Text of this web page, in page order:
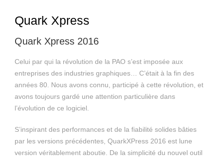
Quark Xpress
Quark Xpress 2016
Celui par qui la révolution de la PAO s’est imposée aux
entreprises des industries graphiques… C’était à la fin des
années 80. Nous avons connu, participé à cette révolution, et
avons toujours gardé une attention particulière dans
l’évolution de ce logiciel.
S’inspirant des performances et de la fiabilité solides bâties
par les versions précédentes, QuarkXPress 2016 est lune
version véritablement aboutie. De la simplicité du nouvel outil